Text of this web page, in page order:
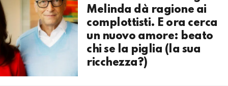
Melinda dà ragione ai
complottisti. E ora cerca
un nuovo amore: beato
chi se la piglia (la sua
ricchezza?)